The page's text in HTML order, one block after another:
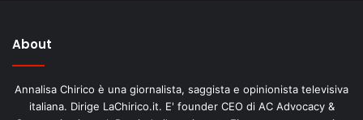
Fratin
01:09
About
Annalisa Chirico è una giornalista, saggista e opinionista televisiva
italiana. Dirige LaChirico.it. E' founder CEO di AC Advocacy &